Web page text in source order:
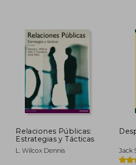
$ 56.823
Relaciones Públicas:
Estrategias y Tácticas
L. Wilcox Dennis
Jack